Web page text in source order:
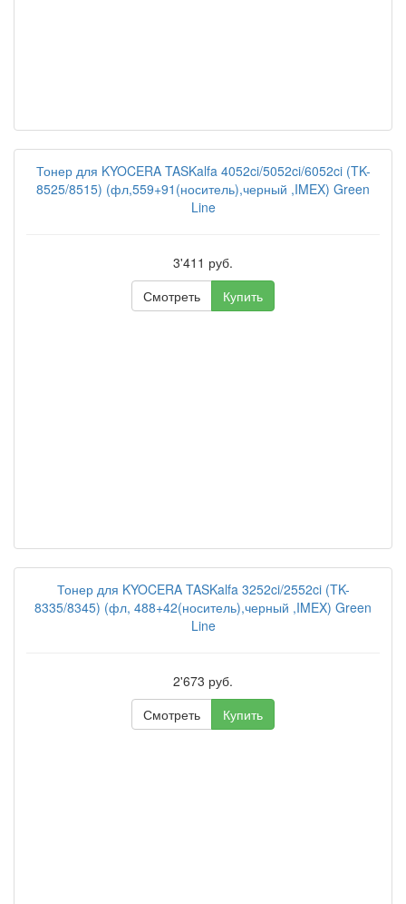
Тонер для KYOCERA TASKalfa 4052ci/5052ci/6052ci (TK-
8525/8515) (фл,559+91(носитель),черный ,IMEX) Green
Line
3'411 руб.
Смотреть
Купить
Тонер для KYOCERA TASKalfa 3252ci/2552ci (TK-
8335/8345) (фл, 488+42(носитель),черный ,IMEX) Green
Line
2'673 руб.
Смотреть
Купить